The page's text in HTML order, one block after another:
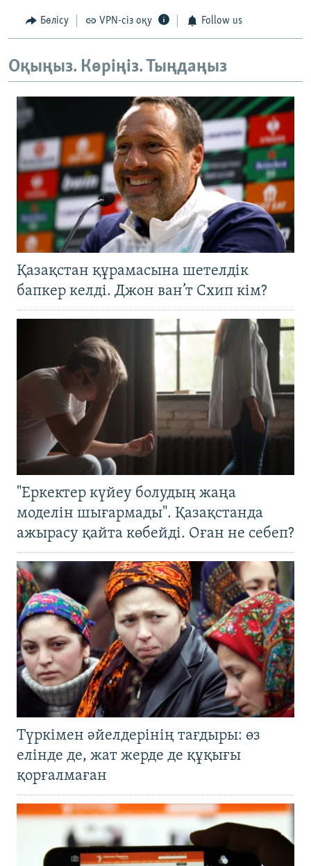
Бөлісу VPN-сіз оқу Follow us
Оқыңыз. Көріңіз. Тыңдаңыз
Қазақстан құрамасына шетелдік
бапкер келді. Джон ван’т Схип кім?
"Еркектер күйеу болудың жаңа
моделін шығармады". Қазақстанда
ажырасу қайта көбейді. Оған не себеп?
Түркімен әйелдерінің тағдыры: өз
елінде де, жат жерде де құқығы
қорғалмаған